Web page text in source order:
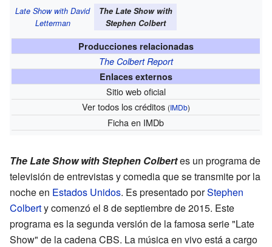
Late Show with David
Letterman
The Late Show with
Stephen Colbert
Producciones relacionadas
The Colbert Report
Enlaces externos
Sitio web oficial
Ver todos los créditos (IMDb)
Fichaen IMDb
The Late Show with Stephen Colbertes un programa de
televisión de entrevistas y comedia que se transmite por la
noche en Estados Unidos. Es presentado porStephen
Colberty comenzó el 8 de septiembre de 2015. Este
programa es la segunda versión de la famosa serie "Late
Show" de la cadena CBS. La música en vivo está a cargo